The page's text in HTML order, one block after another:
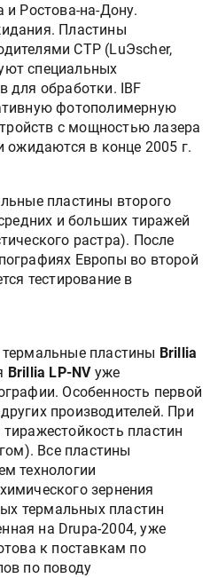
и Ростова-на-Дону.
Пластины
CTP (LuЭscher,
специальных
для обработки. IBF
фотополимерную
с мощностью лазера
ожидаются в конце 2005 г.
пластины второго
и больших тиражей
растра). После
Европы во второй
тестирование в
пластины Brillia
Brillia LP-NVуже
Особенность первой
производителей. При
пластин
Все пластины
технологии
зернения
термальных пластин
на Drupa-2004, уже
к поставкам по
по поводу